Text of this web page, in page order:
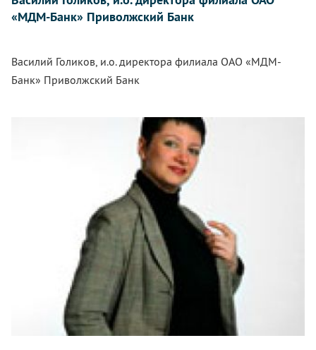
«МДМ-Банк» Приволжский Банк
Василий Голиков, и.о. директора филиала ОАО «МДМ-
Банк» Приволжский Банк